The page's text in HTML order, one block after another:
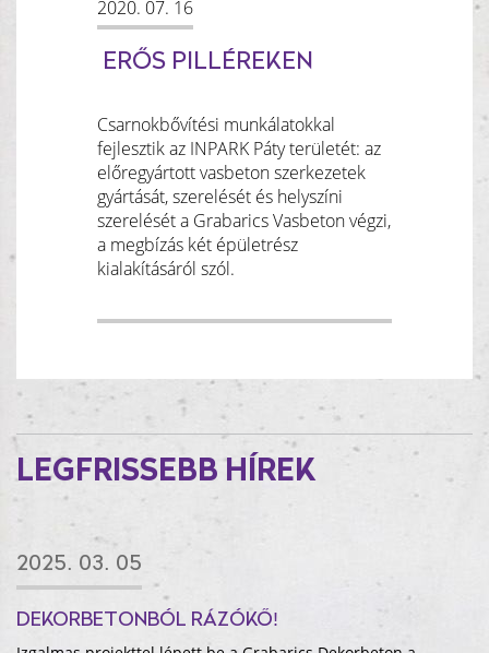
2020. 07. 16
ERŐS PILLÉREKEN
Csarnokbővítési munkálatokkal
fejlesztik az INPARK Páty területét: az
előregyártott vasbeton szerkezetek
gyártását, szerelését és helyszíni
szerelését a Grabarics Vasbeton végzi,
a megbízás két épületrész
kialakításáról szól.
LEGFRISSEBB HÍREK
2025. 03. 05
DEKORBETONBÓL RÁZÓKŐ!